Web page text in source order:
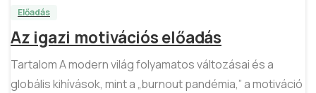
Előadás
Az igazi motivációs előadás
Tartalom A modern világ folyamatos változásai és a
globális kihívások, mint a „burnout pandémia,” a motiváció